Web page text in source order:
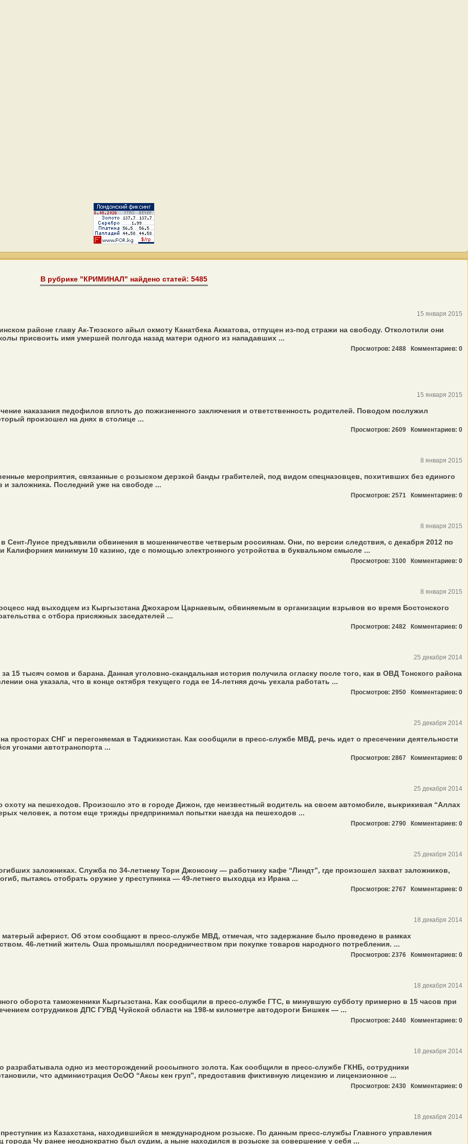
В рубрике "КРИМИНАЛ" найдено статей: 5485
15 января 2015
районе главу Ак-Тюзского айыл окмоту Канатбека Акматова, отпущен из-под стражи на свободу. Отколотили они
присвоить имя умершей полгода назад матери одного из нападавших ...
Просмотров: 2488 Комментариев: 0
15 января 2015
наказания педофилов вплоть до пожизненного заключения и ответственность родителей. Поводом послужил
произошел на днях в столице ...
Просмотров: 2609 Комментариев: 0
8 января 2015
мероприятия, связанные с розыском дерзкой банды грабителей, под видом спецназовцев, похитивших без единого
заложника. Последний уже на свободе ...
Просмотров: 2571 Комментариев: 0
8 января 2015
Сент-Луисе предъявили обвинения в мошенничестве четверым россиянам. Они, по версии следствия, с декабря 2012 по
Калифорния минимум 10 казино, где с помощью электронного устройства в буквальном смысле ...
Просмотров: 3100 Комментариев: 0
8 января 2015
над выходцем из Кыргызстана Джохаром Царнаевым, обвиняемым в организации взрывов во время Бостонского
с отбора присяжных заседателей ...
Просмотров: 2482 Комментариев: 0
25 декабря 2014
15 тысяч сомов и барана. Данная уголовно-скандальная история получила огласку после того, как в ОВД Тонского района
она указала, что в конце октября текущего года ее 14-летняя дочь уехала работать ...
Просмотров: 2950 Комментариев: 0
25 декабря 2014
просторах СНГ и перегоняемая в Таджикистан. Как сообщили в пресс-службе МВД, речь идет о пресечении деятельности
угонами автотранспорта ...
Просмотров: 2867 Комментариев: 0
25 декабря 2014
на пешеходов. Произошло это в городе Дижон, где неизвестный водитель на своем автомобиле, выкрикивая “Аллах
человек, а потом еще трижды предпринимал попытки наезда на пешеходов ...
Просмотров: 2790 Комментариев: 0
25 декабря 2014
заложниках. Служба по 34-летнему Тори Джонсону — работнику кафе “Линдт”, где произошел захват заложников,
пытаясь отобрать оружие у преступника — 49-летнего выходца из Ирана ...
Просмотров: 2767 Комментариев: 0
18 декабря 2014
аферист. Об этом сообщают в пресс-службе МВД, отмечая, что задержание было проведено в рамках
46-летний житель Оша промышлял посредничеством при покупке товаров народного потребления. ...
Просмотров: 2376 Комментариев: 0
18 декабря 2014
оборота таможенники Кыргызстана. Как сообщили в пресс-службе ГТС, в минувшую субботу примерно в 15 часов при
сотрудников ДПС ГУВД Чуйской области на 198-м километре автодороги Бишкек — ...
Просмотров: 2440 Комментариев: 0
18 декабря 2014
разрабатывала одно из месторождений россыпного золота. Как сообщили в пресс-службе ГКНБ, сотрудники
что администрация ОсОО “Аксы кен груп”, предоставив фиктивную лицензию и лицензионное ...
Просмотров: 2430 Комментариев: 0
18 декабря 2014
из Казахстана, находившийся в международном розыске. По данным пресс-службы Главного управления
города Чу ранее неоднократно был судим, а ныне находился в розыске за совершение у себя ...